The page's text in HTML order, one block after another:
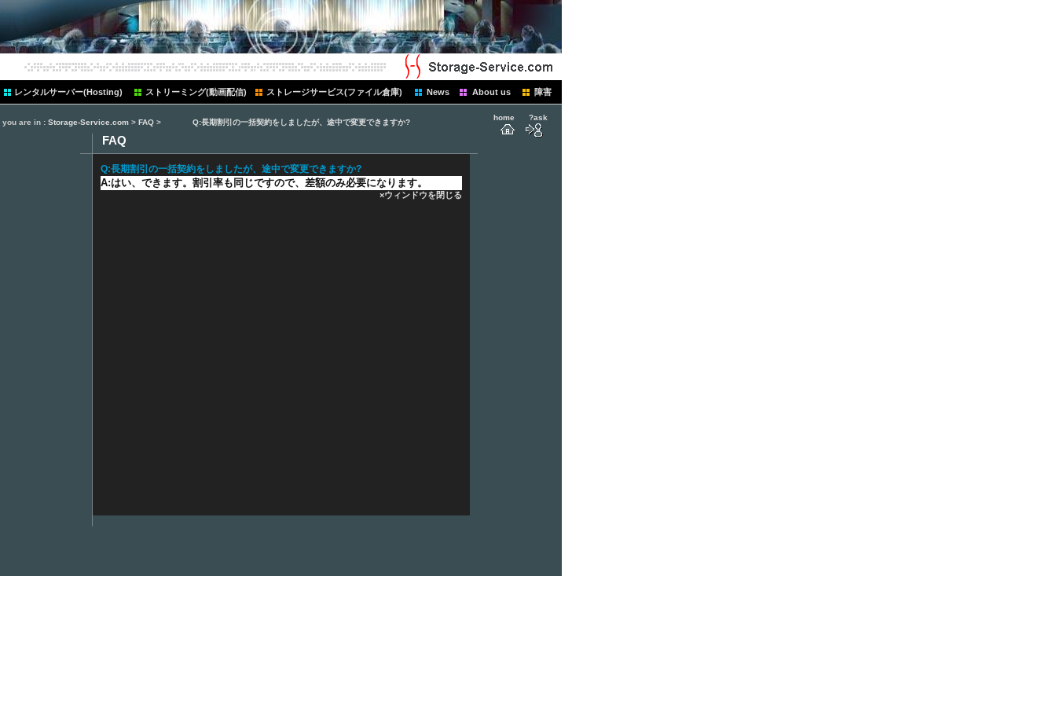
レンタルサーバー(Hosting) ストリーミング(動画配信)
ten ストレージサービス(ファイル倉庫) News About us 障害
you are in : Storage-Service.com > FAQ > Q:長期割引の一括契約をしましたが、途中で変更できますか?
home ?ask
FAQ
Q:長期割引の一括契約をしましたが、途中で変更できますか?
A:はい、できます。割引率も同じですので、差額のみ必要になります。
×ウィンドウを閉じる